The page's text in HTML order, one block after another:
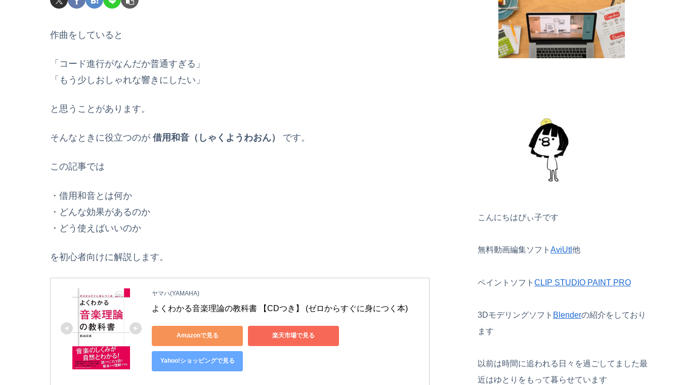
作曲をしていると
「コード進行がなんだか普通すぎる」
「もう少しおしゃれな響きにしたい」
と思うことがあります。
そんなときに役立つのが 借用和音（しゃくようわおん） です。
この記事では
・借用和音とは何か
・どんな効果があるのか
・どう使えばいいのか
を初心者向けに解説します。
ヤマハ(YAMAHA)
よくわかる音楽理論の教科書 【CDつき】 (ゼロからすぐに身につく本)
Amazonで見る 楽天市場で見る
Yahoo!ショッピングで見る
こんにちはぴぃ子です
無料動画編集ソフト AviUtl他
ペイントソフト CLIP STUDIO PAINT PRO
3Dモデリングソフト Blenderの紹介をしており
ます
以前は時間に追われる日々を過ごしてました最
近はゆとりをもって暮らせています